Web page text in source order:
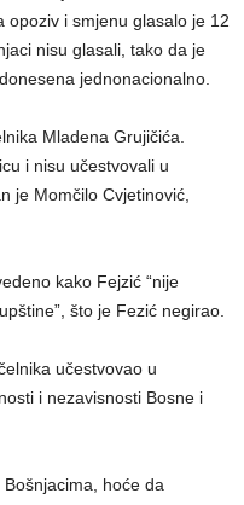
opoziv i smjenu glasalo je 12
nisu glasali, tako da je
jednonacionalno.
Mladena Grujičića.
i nisu učestvovali u
je Momčilo Cvjetinović,
kako Fejzić “nije
što je Fezić negirao.
učestvovao u
i nezavisnosti Bosne i
hoće da